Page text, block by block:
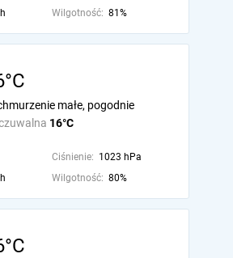
Wilgotność: 81%
16°C
małe, pogodnie
Ciśnienie: 1023 hPa
Wilgotność: 80%